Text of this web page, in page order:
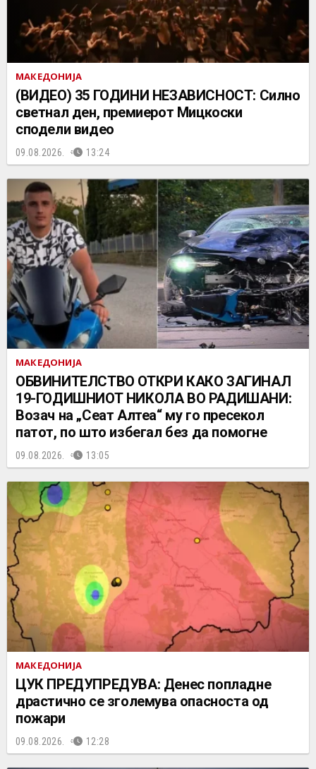
МАКЕДОНИЈА
(ВИДЕО) 35 ГОДИНИ НЕЗАВИСНОСТ: Силно
светнал ден, премиерот Мицкоски
сподели видео
09.08.2026. 13:24
МАКЕДОНИЈА
ОБВИНИТЕЛСТВО ОТКРИ КАКО ЗАГИНАЛ
19-ГОДИШНИОТ НИКОЛА ВО РАДИШАНИ:
Возач на „Сеат Алтеа“ му го пресекол
патот, по што избегал без да помогне
09.08.2026. 13:05
МАКЕДОНИЈА
ЦУК ПРЕДУПРЕДУВА: Денес попладне
драстично се зголемува опасноста од
пожари
09.08.2026. 12:28